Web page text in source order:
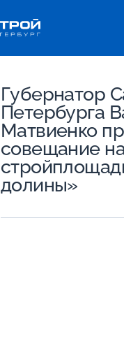
Губернатор
Петербурга
Матвиенко
совещание
долины»